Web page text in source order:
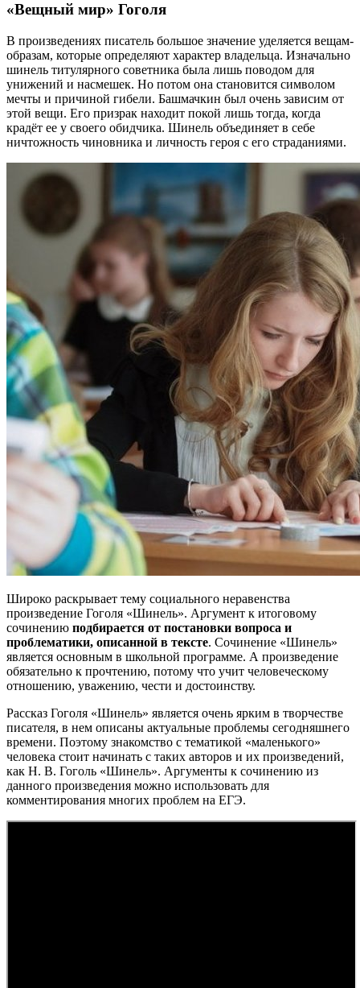
«Вещный мир» Гоголя
В произведениях писатель большое значение уделяется вещам-
образам, которые определяют характер владельца. Изначально
шинель титулярного советника была лишь поводом для
унижений и насмешек. Но потом она становится символом
мечты и причиной гибели. Башмачкин был очень зависим от
этой вещи. Его призрак находит покой лишь тогда, когда
крадёт ее у своего обидчика. Шинель объединяет в себе
ничтожность чиновника и личность героя с его страданиями.
Широко раскрывает тему социального неравенства
произведение Гоголя «Шинель». Аргумент к итоговому
сочинению подбирается от постановки вопроса и
проблематики, описанной в тексте. Сочинение «Шинель»
является основным в школьной программе. А произведение
обязательно к прочтению, потому что учит человеческому
отношению, уважению, чести и достоинству.
Рассказ Гоголя «Шинель» является очень ярким в творчестве
писателя, в нем описаны актуальные проблемы сегодняшнего
времени. Поэтому знакомство с тематикой «маленького»
человека стоит начинать с таких авторов и их произведений,
как Н. В. Гоголь «Шинель». Аргументы к сочинению из
данного произведения можно использовать для
комментирования многих проблем на ЕГЭ.